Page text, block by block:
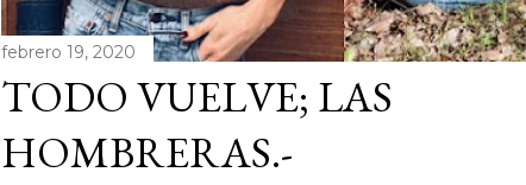
febrero 19, 2020
TODO VUELVE; LAS
HOMBRERAS.-